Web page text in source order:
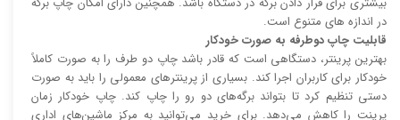
در اندازه های متنوع است.
قابلیت چاپ دوطرفه به صورت خودکار
بهترین پرینتر، دستگاهی است که قادر باشد چاپ دو طرف را به صورت کاملاً
خودکار برای کاربران اجرا کند. بسیاری از پرینتر‌های معمولی را باید به صورت
دستی تنظیم کرد تا بتواند برگه‌های دو رو را چاپ کند. چاپ خودکار زمان
پرینت را کاهش می‌دهد. برای خرید می‌توانید به مرکز ماشین‌های اداری